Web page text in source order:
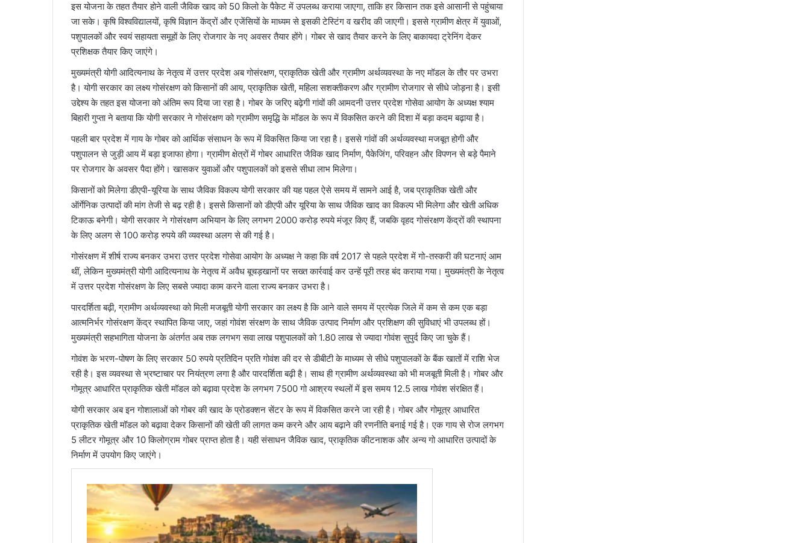
इस योजना के तहत तैयार होने वाली जैविक खाद को 50 किलो के पैकेट में उपलब्ध कराया जाएगा, ताकि हर किसान तक इसे आसानी से पहुंचाया
जा सके। कृषि विश्वविद्यालयों, कृषि विज्ञान केंद्रों और एजेंसियों के माध्यम से इसकी टेस्टिंग व खरीद की जाएगी। इससे ग्रामीण क्षेत्र में युवाओं,
पशुपालकों और स्वयं सहायता समूहों के लिए रोजगार के नए अवसर तैयार होंगे। गोबर से खाद तैयार करने के लिए बाकायदा ट्रेनिंग देकर
प्रशिक्षक तैयार किए जाएंगे।
मुख्यमंत्री योगी आदित्यनाथ के नेतृत्व में उत्तर प्रदेश अब गोसंरक्षण, प्राकृतिक खेती और ग्रामीण अर्थव्यवस्था के नए मॉडल के तौर पर उभरा
है। योगी सरकार का लक्ष्य गोसंरक्षण को किसानों की आय, प्राकृतिक खेती, महिला सशक्तीकरण और ग्रामीण रोजगार से सीधे जोड़ना है। इसी
उद्देश्य के तहत इस योजना को अंतिम रूप दिया जा रहा है। गोबर के जरिए बढ़ेगी गांवों की आमदनी उत्तर प्रदेश गोसेवा आयोग के अध्यक्ष श्याम
बिहारी गुप्ता ने बताया कि योगी सरकार ने गोसंरक्षण को ग्रामीण समृद्धि के मॉडल के रूप में विकसित करने की दिशा में बड़ा कदम बढ़ाया है।
पहली बार प्रदेश में गाय के गोबर को आर्थिक संसाधन के रूप में विकसित किया जा रहा है। इससे गांवों की अर्थव्यवस्था मजबूत होगी और
पशुपालन से जुड़ी आय में बड़ा इजाफा होगा। ग्रामीण क्षेत्रों में गोबर आधारित जैविक खाद निर्माण, पैकेजिंग, परिवहन और विपणन से बड़े पैमाने
पर रोजगार के अवसर पैदा होंगे। खासकर युवाओं और पशुपालकों को इससे सीधा लाभ मिलेगा।
किसानों को मिलेगा डीएपी-यूरिया के साथ जैविक विकल्प योगी सरकार की यह पहल ऐसे समय में सामने आई है, जब प्राकृतिक खेती और
ऑर्गेनिक उत्पादों की मांग तेजी से बढ़ रही है। इससे किसानों को डीएपी और यूरिया के साथ जैविक खाद का विकल्प भी मिलेगा और खेती अधिक
टिकाऊ बनेगी। योगी सरकार ने गोसंरक्षण अभियान के लिए लगभग 2000 करोड़ रुपये मंजूर किए हैं, जबकि वृहद गोसंरक्षण केंद्रों की स्थापना
के लिए अलग से 100 करोड़ रुपये की व्यवस्था अलग से की गई है।
गोसंरक्षण में शीर्ष राज्य बनकर उभरा उत्तर प्रदेश गोसेवा आयोग के अध्यक्ष ने कहा कि वर्ष 2017 से पहले प्रदेश में गो-तस्करी की घटनाएं आम
थीं, लेकिन मुख्यमंत्री योगी आदित्यनाथ के नेतृत्व में अवैध बूचड़खानों पर सख्त कार्रवाई कर उन्हें पूरी तरह बंद कराया गया। मुख्यमंत्री के नेतृत्व
में उत्तर प्रदेश गोसंरक्षण के लिए सबसे ज्यादा काम करने वाला राज्य बनकर उभरा है।
पारदर्शिता बढ़ी, ग्रामीण अर्थव्यवस्था को मिली मजबूती योगी सरकार का लक्ष्य है कि आने वाले समय में प्रत्येक जिले में कम से कम एक बड़ा
आत्मनिर्भर गोसंरक्षण केंद्र स्थापित किया जाए, जहां गोवंश संरक्षण के साथ जैविक उत्पाद निर्माण और प्रशिक्षण की सुविधाएं भी उपलब्ध हों।
मुख्यमंत्री सहभागिता योजना के अंतर्गत अब तक लगभग सवा लाख पशुपालकों को 1.80 लाख से ज्यादा गोवंश सुपुर्द किए जा चुके हैं।
गोवंश के भरण-पोषण के लिए सरकार 50 रुपये प्रतिदिन प्रति गोवंश की दर से डीबीटी के माध्यम से सीधे पशुपालकों के बैंक खातों में राशि भेज
रही है। इस व्यवस्था से भ्रष्टाचार पर नियंत्रण लगा है और पारदर्शिता बढ़ी है। साथ ही ग्रामीण अर्थव्यवस्था को भी मजबूती मिली है। गोबर और
गोमूत्र आधारित प्राकृतिक खेती मॉडल को बढ़ावा प्रदेश के लगभग 7500 गो आश्रय स्थलों में इस समय 12.5 लाख गोवंश संरक्षित हैं।
योगी सरकार अब इन गोशालाओं को गोबर की खाद के प्रोडक्शन सेंटर के रूप में विकसित करने जा रही है। गोबर और गोमूत्र आधारित
प्राकृतिक खेती मॉडल को बढ़ावा देकर किसानों की खेती की लागत कम करने और आय बढ़ाने की रणनीति बनाई गई है। एक गाय से रोज लगभग
5 लीटर गोमूत्र और 10 किलोग्राम गोबर प्राप्त होता है। यही संसाधन जैविक खाद, प्राकृतिक कीटनाशक और अन्य गो आधारित उत्पादों के
निर्माण में उपयोग किए जाएंगे।